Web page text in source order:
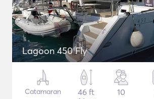
Lagoon 450 Fly
Catamaran
46 ft
10